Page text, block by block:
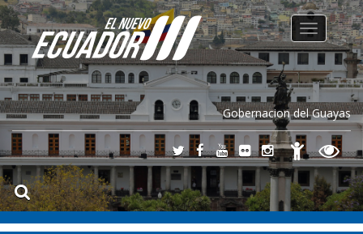
Gobernacion del Guayas
Toggle
navigation